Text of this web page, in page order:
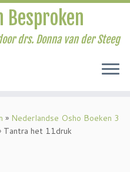
Besproken
drs. Donna van der Steeg
» Nederlandse Osho Boeken 3
Tantra het 11druk